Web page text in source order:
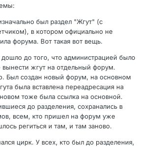
был раздел "Жгут" (с
в котором официально не
форума. Вот такая вот вещь.
до того, что администрацией было
жгут на отдельный форум.
Был создан новый форум, на основном
была вставлена переадресация на
тоже была ссылка на основной.
до разделения, сохранались в
всем, кто пришел на форум уже
региться и там, и там заново.
цирк. У всех, кто был до разделения,